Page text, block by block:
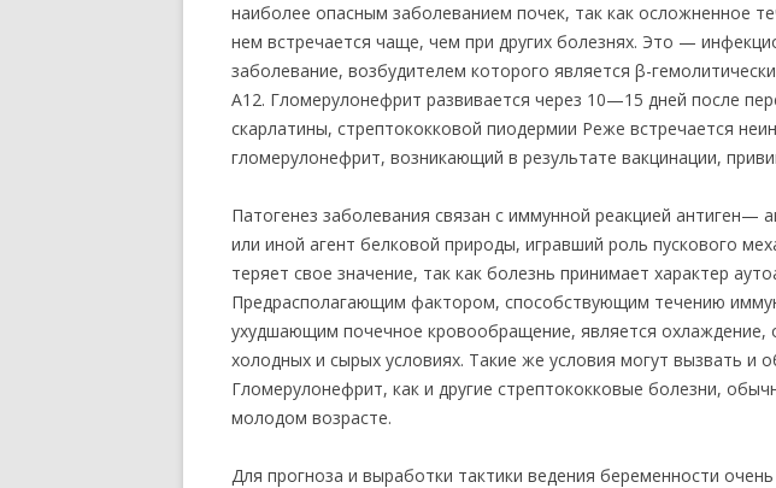
наиболее опасным заболеванием почек, так как осложненное
нем встречается чаще, чем при других болезнях. Это —
заболевание, возбудителем которого является β-
А12. Гломерулонефрит развивается через 10—15 дней после
скарлатины, стрептококковой пиодермии Реже встречается
гломерулонефрит, возникающий в результате вакцинации,
Патогенез заболевания связан с иммунной реакцией антиген—
или иной агент белковой природы, игравший роль пускового
теряет свое значение, так как болезнь принимает характер
Предрасполагающим фактором, способствующим течению
ухудшающим почечное кровообращение, является охлаждение,
холодных и сырых условиях. Такие же условия могут вызвать и
Гломерулонефрит, как и другие стрептококковые болезни,
молодом возрасте.
Для прогноза и выработки тактики ведения беременности